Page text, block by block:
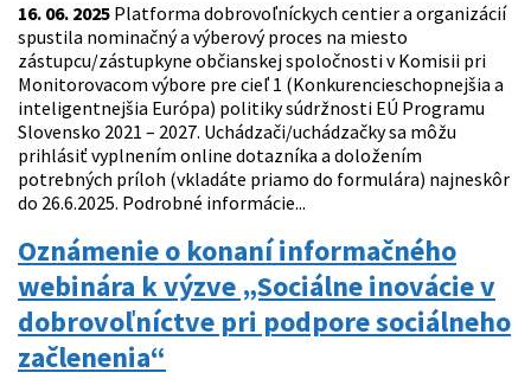
16. 06. 2025 Platforma dobrovoľníckych centier a organizácií
spustila nominačný a výberový proces na miesto
zástupcu/zástupkyne občianskej spoločnosti v Komisii pri
Monitorovacom výbore pre cieľ 1 (Konkurencieschopnejšia a
inteligentnejšia Európa) politiky súdržnosti EÚ Programu
Slovensko 2021 – 2027. Uchádzači/uchádzačky sa môžu
prihlásiť vyplnením online dotazníka a doložením
potrebných príloh (vkladáte priamo do formulára) najneskôr
do 26.6.2025. Podrobné informácie...
Oznámenie o konaní informačného
webinára k výzve „Sociálne inovácie v
dobrovoľníctve pri podpore sociálneho
začlenenia“